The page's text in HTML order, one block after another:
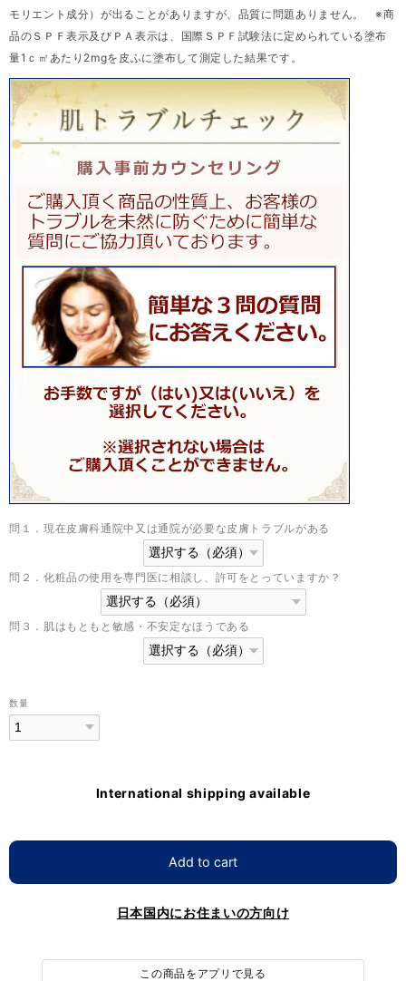
モリエント成分）が出ることがありますが、品質に問題ありません。 ※商
品のＳＰＦ表示及びＰＡ表示は、国際ＳＰＦ試験法に定められている塗布
量1ｃ㎡あたり2mgを皮ふに塗布して測定した結果です。
問１．現在皮膚科通院中又は通院が必要な皮膚トラブルがある
問２．化粧品の使用を専門医に相談し、許可をとっていますか？
問３．肌はもともと敏感・不安定なほうである
数量
International shipping available
Add to cart
日本国内にお住まいの方向け
この商品をアプリで見る